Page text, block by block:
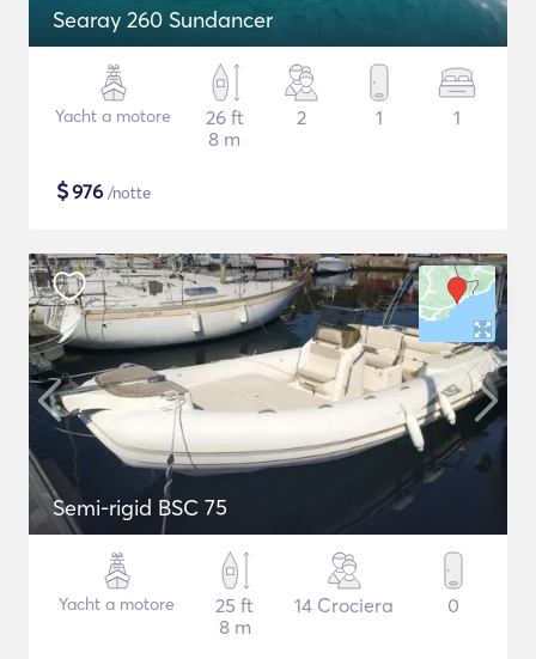
Searay 260 Sundancer
Yacht a motore
26 ft
8 m
2 1 1
$976 /notte
Semi-rigid BSC 75
Yacht a motore
25 ft
8 m
14 Crociera 0